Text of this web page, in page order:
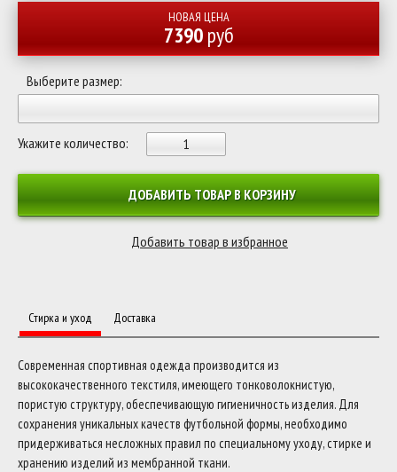
НОВАЯ ЦЕНА
7390руб
Выберите размер:
Укажите количество:
ДОБАВИТЬ ТОВАР В КОРЗИНУ
Стирка и уход Доставка
Современная спортивная одежда производится из
высококачественного текстиля, имеющего тонковолокнистую,
пористую структуру, обеспечивающую гигиеничность изделия. Для
сохранения уникальных качеств футбольной формы, необходимо
придерживаться несложных правил по специальному уходу, стирке и
хранению изделий из мембранной ткани.